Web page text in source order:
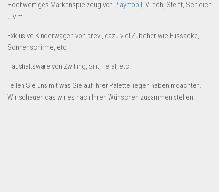
eBay Restposten kaufen
Sonderposten-Angebote
Dropshipping-Produkte
Hochwertiges Markenspielzeug von Playmobil, VTech, Steiff, Schleich
u.v.m.
Exklusive Kinderwagen von brevi, dazu viel Zubehör wie Fussäcke,
Sonnenschirme, etc.
Haushaltsware von Zwilling, Silit, Tefal, etc.
Teilen Sie uns mit was Sie auf Ihrer Palette liegen haben möächten.
Wir schauen das wir es nach Ihren Wünschen zusammen stellen.